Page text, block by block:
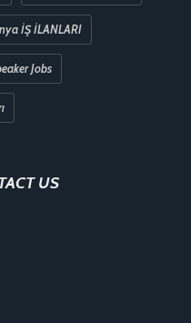
İŞ İLANLARI
Jobs
US